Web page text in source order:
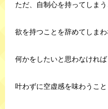
ただ、自制心を持ってしまう
欲を持つことを辞めてしま
何かをしたいと思わなければ
叶わずに空虚感を味わうこ